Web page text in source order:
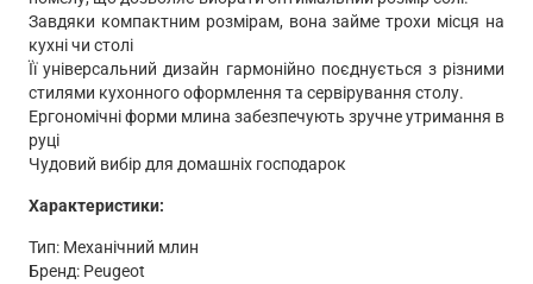
Завдяки компактним розмірам, вона займе трохи місця на
кухні чи столі
Її універсальний дизайн гармонійно поєднується з різними
стилями кухонного оформлення та сервірування столу.
Ергономічні форми млина забезпечують зручне утримання в
руці
Чудовий вибір для домашніх господарок
Характеристики:
Тип: Механічний млин
Бренд: Peugeot